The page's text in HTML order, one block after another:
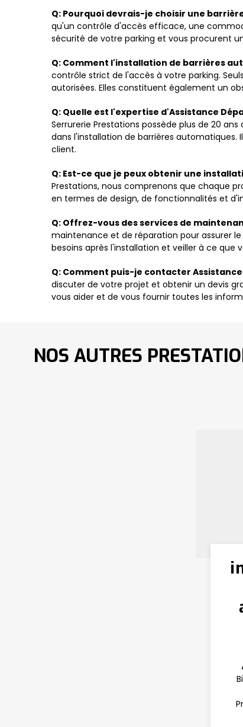
Q: Pourquoi devrais-je choisir une
qu'un contrôle d'accès efficace, une
sécurité de votre parking et vous procurent
Q: Comment l'installation de barrières
contrôle strict de l'accès à votre parking.
autorisées. Elles constituent également un
Q: Quelle est l'expertise d'Assistance
Serrurerie Prestations possède plus de 20
dans l'installation de barrières automatiques.
client.
Q: Est-ce que je peux obtenir une
Prestations, nous comprenons que chaque
en termes de design, de fonctionnalités et
Q: Offrez-vous des services de
maintenance et de réparation pour assurer
besoins après l'installation et veiller à ce
Q: Comment puis-je contacter
discuter de votre projet et obtenir un devis
vous aider et de vous fournir toutes les
NOS AUTRES